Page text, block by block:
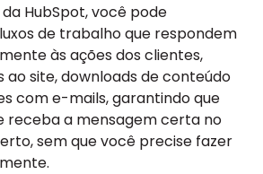
da HubSpot, você pode
de trabalho que respondem
às ações dos clientes,
ao site, downloads de conteúdo
com e-mails, garantindo que
receba a mensagem certa no
sem que você precise fazer